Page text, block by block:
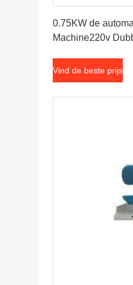
0.75KW de
Machine220v
Vind de beste prijs